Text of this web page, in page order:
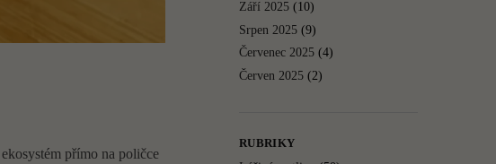
přímo na poličce
Září 2025 (10)
Srpen 2025 (9)
Červenec 2025 (4)
Červen 2025 (2)
RUBRIKY